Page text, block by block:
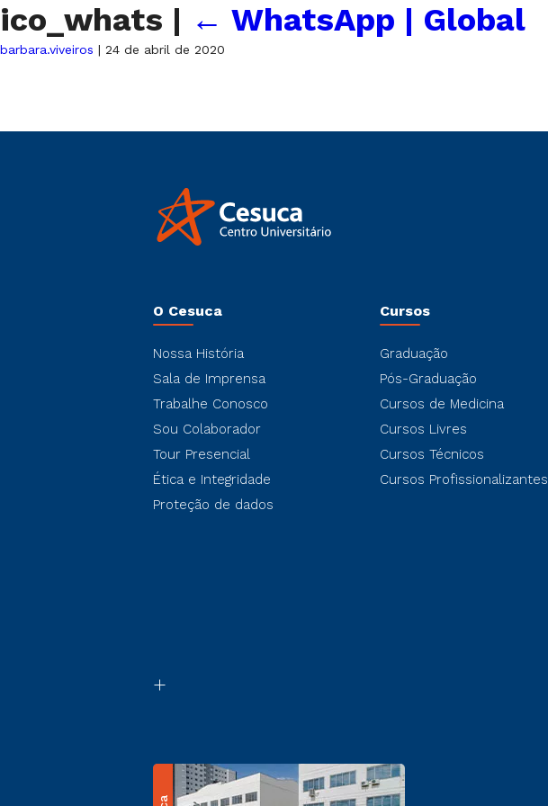
ico_whats | ← WhatsApp | Global
barbara.viveiros | 24 de abril de 2020
O Cesuca
Nossa História
Sala de Imprensa
Trabalhe Conosco
Sou Colaborador
Tour Presencial
Ética e Integridade
Proteção de dados
Cursos
Graduação
Pós-Graduação
Cursos de Medicina
Cursos Livres
Cursos Técnicos
Cursos Profissionalizantes